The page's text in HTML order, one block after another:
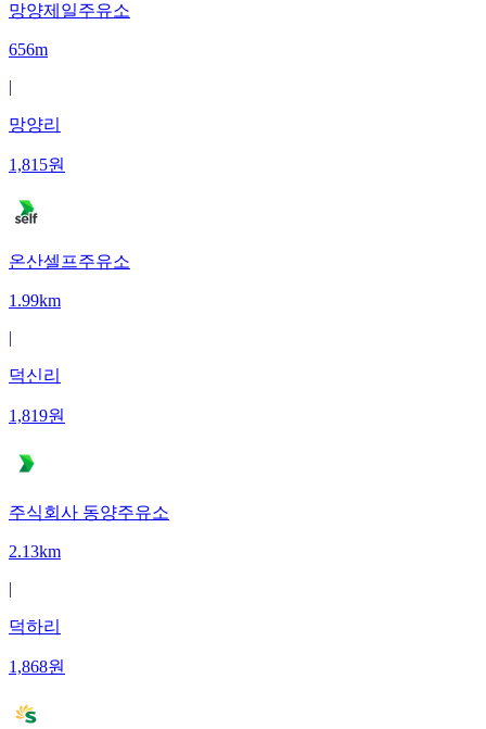
망양제일주유소
656m
|
망양리
1,815원
온산셀프주유소
1.99km
|
덕신리
1,819원
주식회사 동양주유소
2.13km
|
덕하리
1,868원